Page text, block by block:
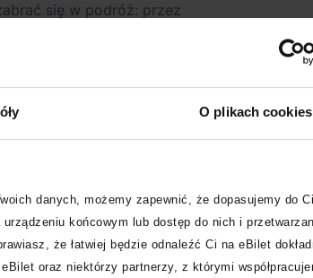
O plikach cookies
danych, możemy zapewnić, że dopasujemy do
końcowym lub dostęp do nich i
że łatwiej będzie odnaleźć Ci na eBilet
oraz niektórzy partnerzy, z którymi
się w podróż: przez